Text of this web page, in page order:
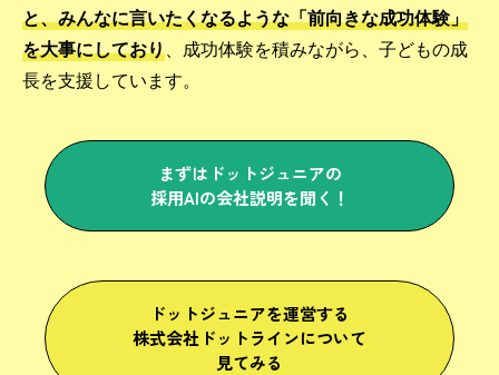
と、みんなに言いたくなるような「前向きな成功体験」
を大事にしており 、成功体験を積みながら、子どもの成
長を支援しています。
まずはドットジュニアの
採用AIの会社説明を聞く！
ドットジュニアを運営する
株式会社ドットラインについて
見てみる